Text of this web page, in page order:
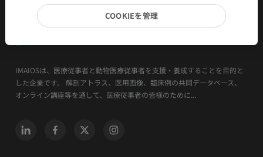
IMAIOSは、医療従事者と動物医療従事者を支援・養成することを目的と
した企業です。 解剖アトラス、医用画像、臨床例の共同データベース、
オンライン講座等を通して、医療従事者の皆様のために...
COOKIEを管理